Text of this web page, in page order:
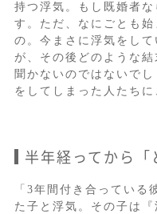
持つ浮気。もし既婚者
す。ただ、なにごとも
の。今まさに浮気をし
が、その後どのような
聞かないのではないで
をしてしまった人たち
半年経ってから
「3年間付き合っている
た子と浮気。その子は